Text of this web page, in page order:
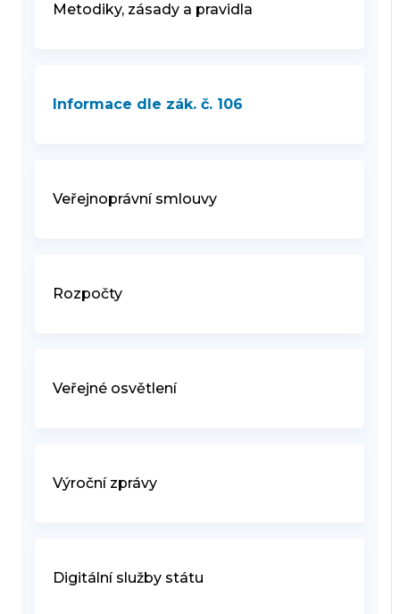
Metodiky, zásady a pravidla
Informace dle zák. č. 106
Veřejnoprávní smlouvy
Rozpočty
Veřejné osvětlení
Výroční zprávy
Digitální služby státu